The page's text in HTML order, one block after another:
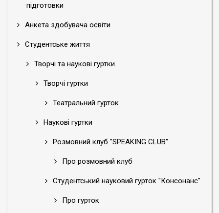
підготовки
Анкета здобувача освіти
Студентське життя
Творчі та наукові гуртки
Творчі гуртки
Театральний гурток
Наукові гуртки
Розмовний клуб "SPEAKING CLUB"
Про розмовний клуб
Студентський науковий гурток "Консонанс"
Про гурток